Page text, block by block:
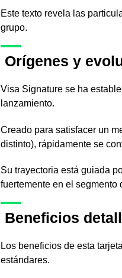
Este texto revela las
grupo.
Orígenes y
Visa Signature se ha
lanzamiento.
Creado para satisfacer un
distinto), rápidamente se
Su trayectoria está guiada
fuertemente en el segmento
Beneficios
Los beneficios de esta
estándares.